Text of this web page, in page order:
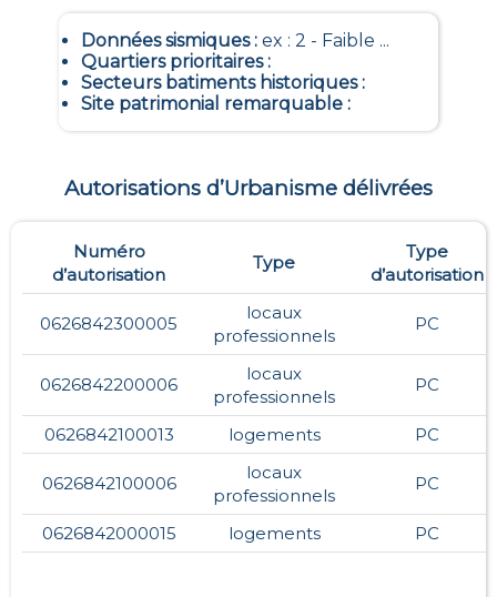
Données sismiques: ex : 2 - Faible ...
Quartiers prioritaires:
Secteurs batiments historiques:
Site patrimonial remarquable:
Autorisations d’Urbanisme délivrées
Numéro
d’autorisation
Type
Type
d’autorisation
0626842300005
locaux
professionnels
PC
0626842200006
locaux
professionnels
PC
0626842100013 logements PC
0626842100006
locaux
professionnels
PC
0626842000015 logements PC